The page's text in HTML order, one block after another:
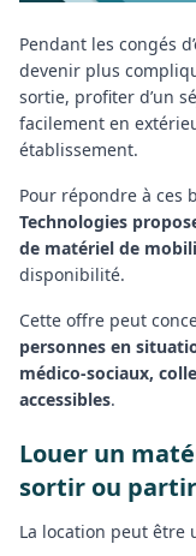
Pendant les congés
devenir plus
sortie, profiter d’un
facilement en
établissement.
Pour répondre à ces
Technologies
de matériel de
disponibilité.
Cette offre peut
personnes en
médico-sociaux,
accessibles.
Louer un
sortir ou
La location peut être